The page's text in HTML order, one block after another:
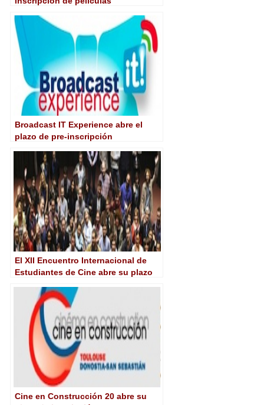
Broadcast IT Experience abre el
plazo de pre-inscripción
El XII Encuentro Internacional de
Estudiantes de Cine abre su plazo
Cine en Construcción 20 abre su